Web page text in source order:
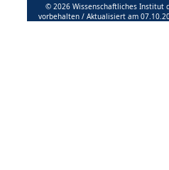
© 2026 Wissenschaftliches Institut
vorbehalten / Aktualisiert am